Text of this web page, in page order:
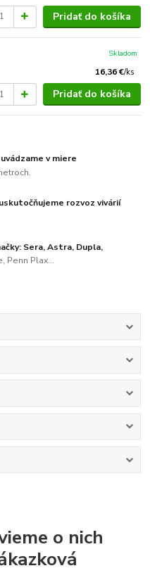
Pridať do košíka
16,36 €/ks
Skladom
Pridať do košíka
v miere
rozvoz vivárií
Sera, Astra, Dupla,
Penn Plax...
o nich